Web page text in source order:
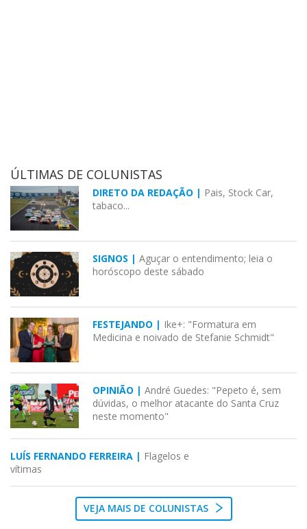
ÚLTIMAS DE COLUNISTAS
DIRETO DA REDAÇÃO | Pais, Stock Car,
tabaco...
SIGNOS | Aguçar o entendimento; leia o
horóscopo deste sábado
FESTEJANDO | Ike+: "Formatura em
Medicina e noivado de Stefanie Schmidt"
OPINIÃO | André Guedes: "Pepeto é, sem
dúvidas, o melhor atacante do Santa Cruz
neste momento"
LUÍS FERNANDO FERREIRA | Flagelos e
vítimas
VEJA MAIS DE COLUNISTAS